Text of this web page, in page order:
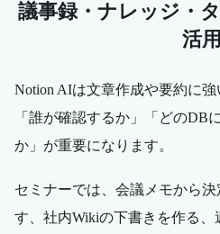
議事録・ナレッジ・
活用
Notion AIは文章作成や要約に
「誰が確認するか」「どのDB
か」が重要になります。
セミナーでは、会議メモから
す、社内Wikiの下書きを作る